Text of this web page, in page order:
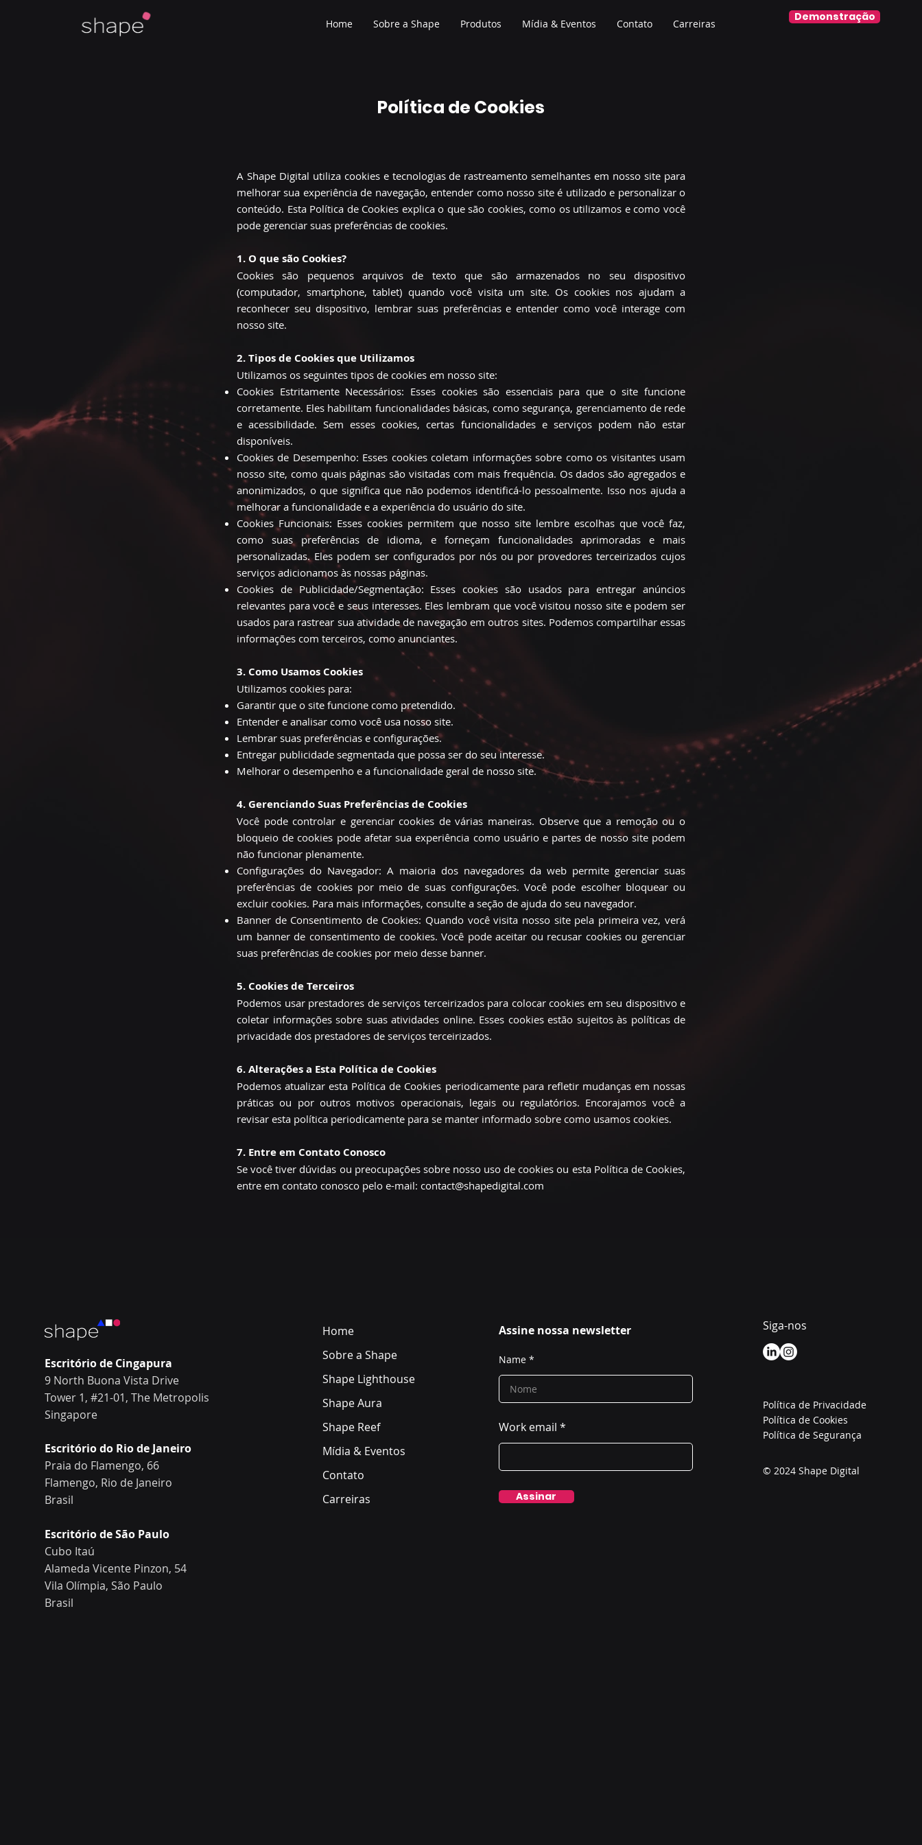
Home Sobre a Shape Produtos Mídia & Eventos Contato Carreiras
Demonstração
Política de Cookies
A Shape Digital utiliza cookies e tecnologias de rastreamento semelhantes em nosso site para
melhorar sua experiência de navegação, entender como nosso site é utilizado e personalizar o
conteúdo. Esta Política de Cookies explica o que são cookies, como os utilizamos e como você
pode gerenciar suas preferências de cookies.
1. O que são Cookies?
Cookies são pequenos arquivos de texto que são armazenados no seu dispositivo
(computador, smartphone, tablet) quando você visita um site. Os cookies nos ajudam a
reconhecer seu dispositivo, lembrar suas preferências e entender como você interage com
nosso site.
2. Tipos de Cookies que Utilizamos
Utilizamos os seguintes tipos de cookies em nosso site:
Cookies Estritamente Necessários: Esses cookies são essenciais para que o site funcione
corretamente. Eles habilitam funcionalidades básicas, como segurança, gerenciamento de rede
e acessibilidade. Sem esses cookies, certas funcionalidades e serviços podem não estar
disponíveis.
Cookies de Desempenho: Esses cookies coletam informações sobre como os visitantes usam
nosso site, como quais páginas são visitadas com mais frequência. Os dados são agregados e
anonimizados, o que significa que não podemos identificá-lo pessoalmente. Isso nos ajuda a
melhorar a funcionalidade e a experiência do usuário do site.
Cookies Funcionais: Esses cookies permitem que nosso site lembre escolhas que você faz,
como suas preferências de idioma, e forneçam funcionalidades aprimoradas e mais
personalizadas. Eles podem ser configurados por nós ou por provedores terceirizados cujos
serviços adicionamos às nossas páginas.
Cookies de Publicidade/Segmentação: Esses cookies são usados para entregar anúncios
relevantes para você e seus interesses. Eles lembram que você visitou nosso site e podem ser
usados para rastrear sua atividade de navegação em outros sites. Podemos compartilhar essas
informações com terceiros, como anunciantes.
3. Como Usamos Cookies
Utilizamos cookies para:
Garantir que o site funcione como pretendido.
Entender e analisar como você usa nosso site.
Lembrar suas preferências e configurações.
Entregar publicidade segmentada que possa ser do seu interesse.
Melhorar o desempenho e a funcionalidade geral de nosso site.
4. Gerenciando Suas Preferências de Cookies
Você pode controlar e gerenciar cookies de várias maneiras. Observe que a remoção ou o
bloqueio de cookies pode afetar sua experiência como usuário e partes de nosso site podem
não funcionar plenamente.
Configurações do Navegador: A maioria dos navegadores da web permite gerenciar suas
preferências de cookies por meio de suas configurações. Você pode escolher bloquear ou
excluir cookies. Para mais informações, consulte a seção de ajuda do seu navegador.
Banner de Consentimento de Cookies: Quando você visita nosso site pela primeira vez, verá
um banner de consentimento de cookies. Você pode aceitar ou recusar cookies ou gerenciar
suas preferências de cookies por meio desse banner.
5. Cookies de Terceiros
Podemos usar prestadores de serviços terceirizados para colocar cookies em seu dispositivo e
coletar informações sobre suas atividades online. Esses cookies estão sujeitos às políticas de
privacidade dos prestadores de serviços terceirizados.
6. Alterações a Esta Política de Cookies
Podemos atualizar esta Política de Cookies periodicamente para refletir mudanças em nossas
práticas ou por outros motivos operacionais, legais ou regulatórios. Encorajamos você a
revisar esta política periodicamente para se manter informado sobre como usamos cookies.
7. Entre em Contato Conosco
Se você tiver dúvidas ou preocupações sobre nosso uso de cookies ou esta Política de Cookies,
entre em contato conosco pelo e-mail: contact@shapedigital.com
Escritório de Cingapura
9 North Buona Vista Drive
Tower 1, #21-01, The Metropolis
Singapore
Escritório do Rio de Janeiro
Praia do Flamengo, 66
Flamengo, Rio de Janeiro
Brasil
Escritório de São Paulo
Cubo Itaú
Alameda Vicente Pinzon, 54
Vila Olímpia, São Paulo
Brasil
Home
Sobre a Shape
Shape Lighthouse
Shape Aura
Shape Reef
Mídia & Eventos
Contato
Carreiras
Assine nossa newsletter
Name
Work email
Assinar
Siga-nos
Política de Privacidade
Política de Cookies
Política de Segurança
© 2024 Shape Digital